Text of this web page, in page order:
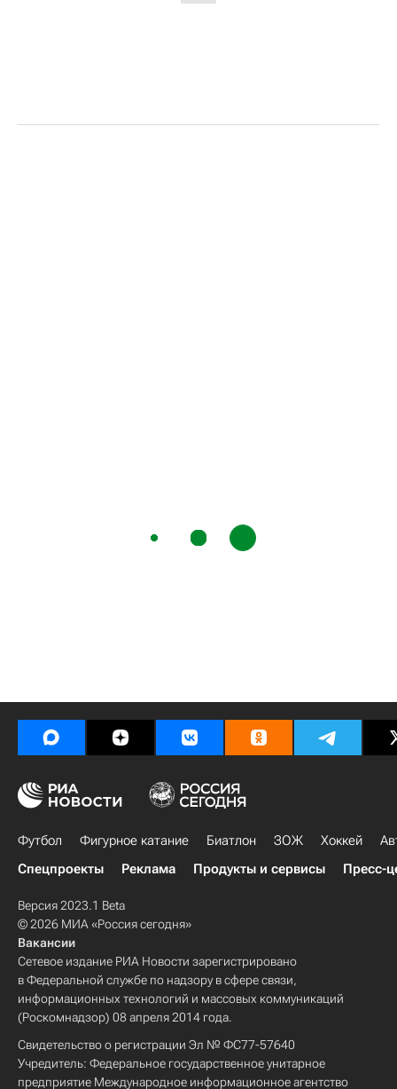
Футбол Фигурное катание Биатлон ЗОЖ Хоккей
Спецпроекты
Реклама Продукты и сервисы Пресс-
Версия 2023.1 Beta
© 2026 МИА «Россия сегодня»
Вакансии
Сетевое издание РИА Новости зарегистрировано
в Федеральной службе по надзору в сфере связи,
информационных технологий и массовых коммуникаций
(Роскомнадзор) 08 апреля 2014 года.
Свидетельство о регистрации Эл № ФС77-57640
Учредитель: Федеральное государственное унитарное
предприятие Международное информационное агентство